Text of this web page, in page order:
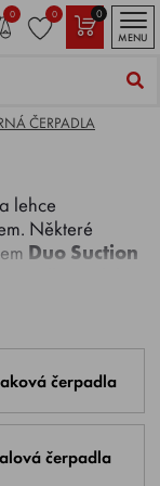
0 0
0
MENU
ČERPADLA
lehce
Některé
Duo Suction
množství vody,
vodu s
vodu
90° k
hadice. Díky
čerpadla
čerpadla